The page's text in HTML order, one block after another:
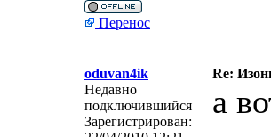
Перенос
oduvan4ik
Re:
Недавно
подключившийся
Зарегистрирован:
а